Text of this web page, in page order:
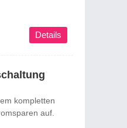
Details
kompletten
auf.